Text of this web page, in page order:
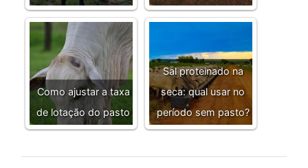
Como ajustar a taxa
de lotação do pasto
Sal proteinado na
seca: qual usar no
período sem pasto?